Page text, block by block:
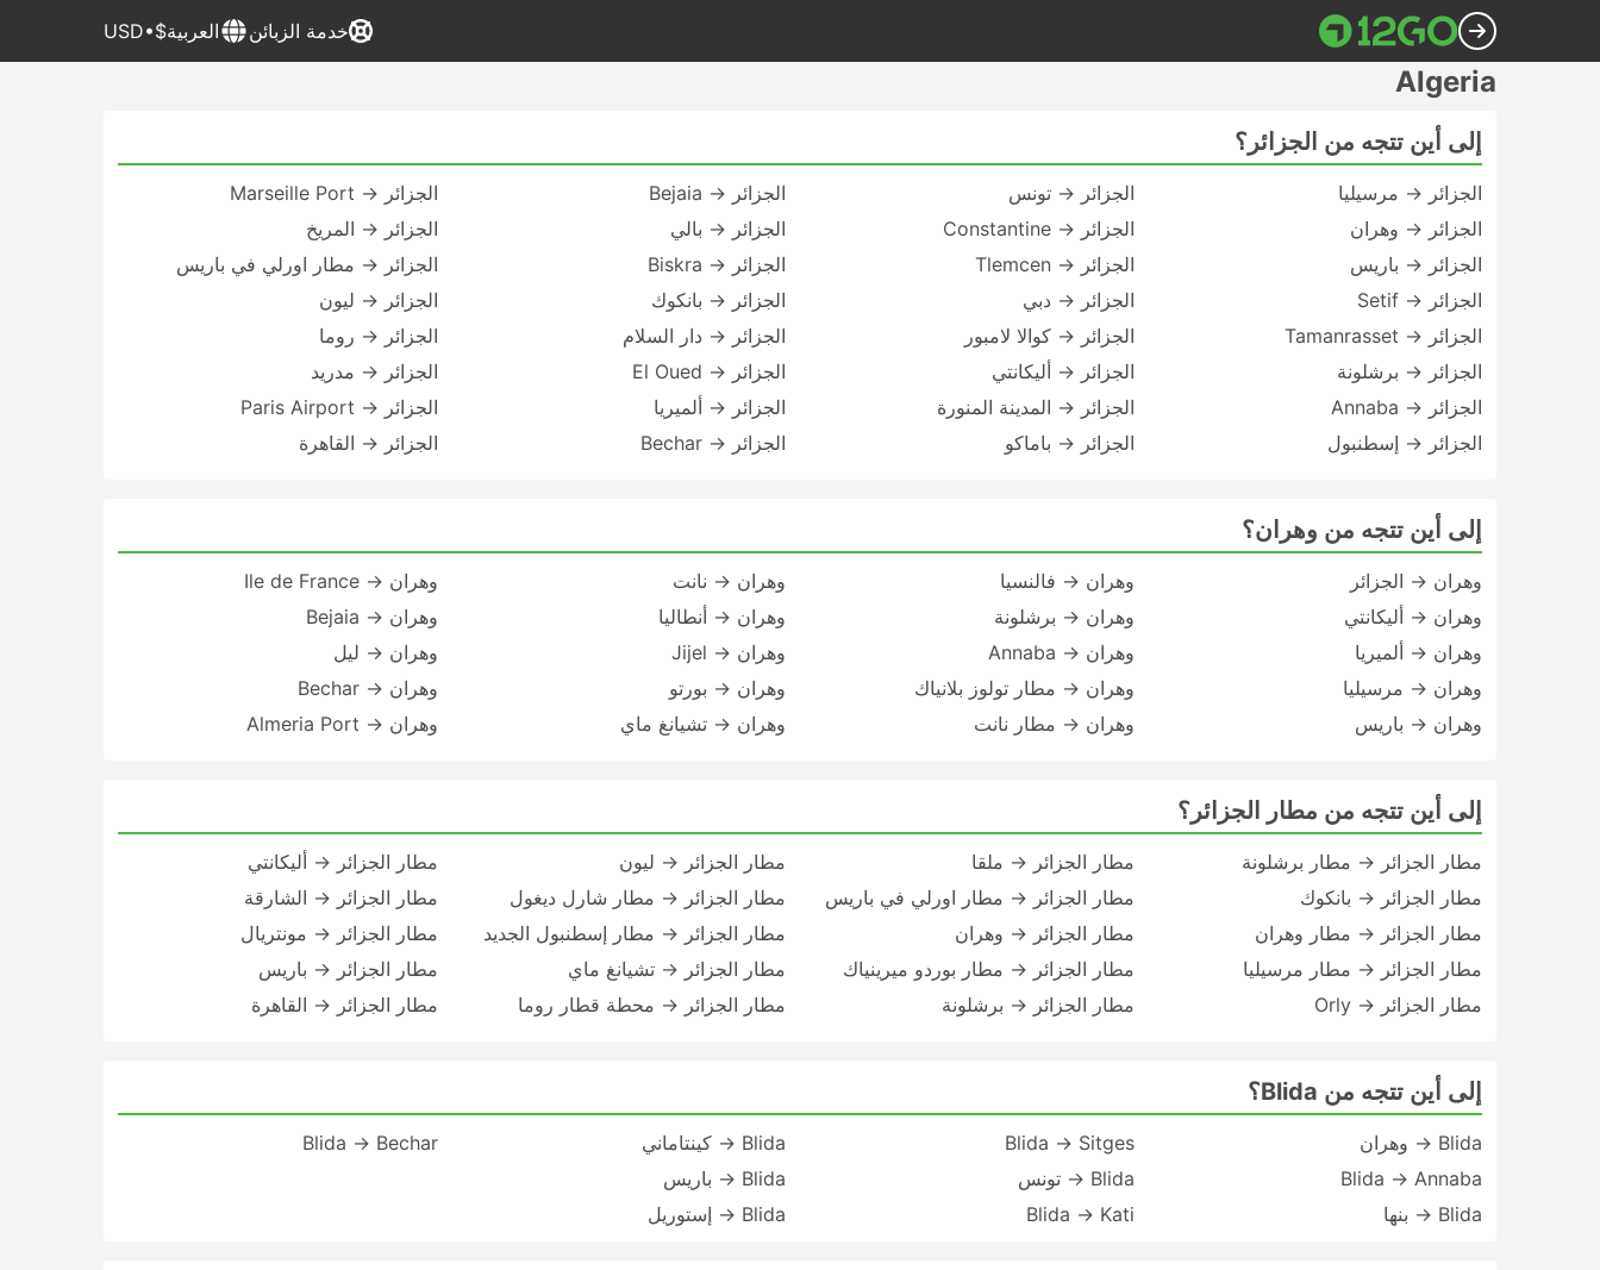
خدمة الزبائن العربية$•USD
Algeria
إلى أين تتجه من الجزائر؟
الجزائر → مرسيليا
الجزائر → وهران
الجزائر → باريس
الجزائر → Setif
الجزائر → Tamanrasset
الجزائر → برشلونة
الجزائر → Annaba
الجزائر → إسطنبول
الجزائر → تونس
الجزائر → Constantine
الجزائر → Tlemcen
الجزائر → دبي
الجزائر → كوالا لامبور
الجزائر → أليكانتي
الجزائر → المدينة المنورة
الجزائر → باماكو
الجزائر → Bejaia
الجزائر → بالي
الجزائر → Biskra
الجزائر → بانكوك
الجزائر → دار السلام
الجزائر → El Oued
الجزائر → ألميريا
الجزائر → Bechar
الجزائر → Marseille Port
الجزائر → المريخ
الجزائر → مطار اورلي في باريس
الجزائر → ليون
الجزائر → روما
الجزائر → مدريد
الجزائر → Paris Airport
الجزائر → القاهرة
إلى أين تتجه من وهران؟
وهران → الجزائر
وهران → أليكانتي
وهران → ألميريا
وهران → مرسيليا
وهران → باريس
وهران → فالنسيا
وهران → برشلونة
وهران → Annaba
وهران → مطار تولوز بلانياك
وهران → مطار نانت
وهران → نانت
وهران → أنطاليا
وهران → Jijel
وهران → بورتو
وهران → تشيانغ ماي
وهران → Ile de France
وهران → Bejaia
وهران → ليل
وهران → Bechar
وهران → Almeria Port
إلى أين تتجه من مطار الجزائر؟
مطار الجزائر → مطار برشلونة
مطار الجزائر → بانكوك
مطار الجزائر → مطار وهران
مطار الجزائر → مطار مرسيليا
مطار الجزائر → Orly
مطار الجزائر → ملقا
مطار الجزائر → مطار اورلي في باريس
مطار الجزائر → وهران
مطار الجزائر → مطار بوردو ميرينياك
مطار الجزائر → برشلونة
مطار الجزائر → ليون
مطار الجزائر → مطار شارل ديغول
مطار الجزائر → مطار إسطنبول الجديد
مطار الجزائر → تشيانغ ماي
مطار الجزائر → محطة قطار روما
مطار الجزائر → أليكانتي
مطار الجزائر → الشارقة
مطار الجزائر → مونتريال
مطار الجزائر → باريس
مطار الجزائر → القاهرة
إلى أين تتجه من Blida؟
Blida → وهران
Blida → Annaba
Blida → بنها
Blida → Sitges
Blida → تونس
Blida → Kati
Blida → كينتاماني
Blida → باريس
Blida → إستوريل
Blida → Bechar